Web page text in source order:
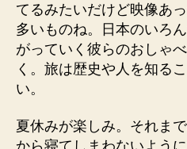
てるみたいだけど映像あ
多いものね。日本のいろ
がっていく彼らのおしゃ
く。旅は歴史や人を知る
い。
夏休みが楽しみ。それま
から寝てしまわないよう